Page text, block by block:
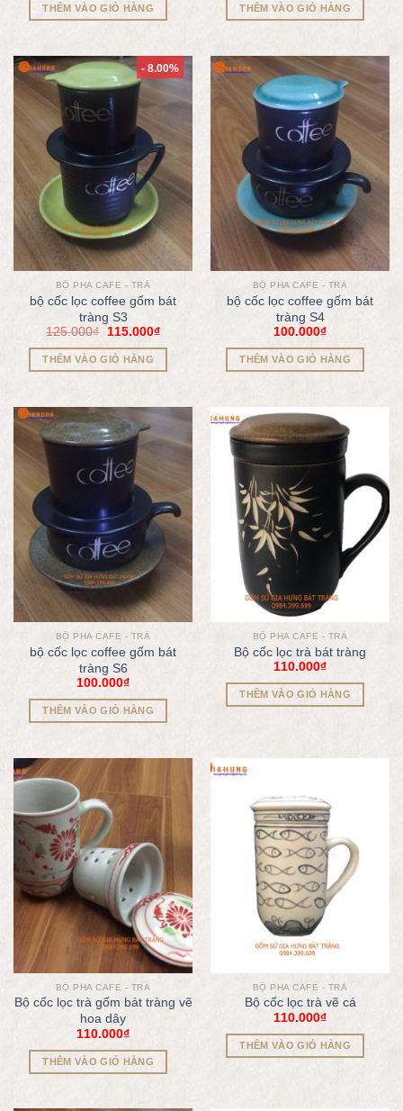
THÊM VÀO GIỎ HÀNG THÊM VÀO GIỎ HÀNG
- 8.00%
BỘ PHA CAFE - TRÀ
bộ cốc lọc coffee gốm bát
tràng S3
125.000₫ 115.000₫
THÊM VÀO GIỎ HÀNG
BỘ PHA CAFE - TRÀ
bộ cốc lọc coffee gốm bát
tràng S4
100.000₫
THÊM VÀO GIỎ HÀNG
BỘ PHA CAFE - TRÀ
bộ cốc lọc coffee gốm bát
tràng S6
100.000₫
THÊM VÀO GIỎ HÀNG
BỘ PHA CAFE - TRÀ
Bộ cốc lọc trà bát tràng
110.000₫
THÊM VÀO GIỎ HÀNG
BỘ PHA CAFE - TRÀ
Bộ cốc lọc trà gốm bát tràng vẽ
hoa dây
110.000₫
THÊM VÀO GIỎ HÀNG
BỘ PHA CAFE - TRÀ
Bộ cốc lọc trà vẽ cá
110.000₫
THÊM VÀO GIỎ HÀNG